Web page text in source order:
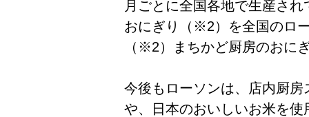
月ごとに全国各地で生産さ
おにぎり（※2）を全国のロ
（※2）まちかど厨房のおに
今後もローソンは、店内厨
や、日本のおいしいお米を